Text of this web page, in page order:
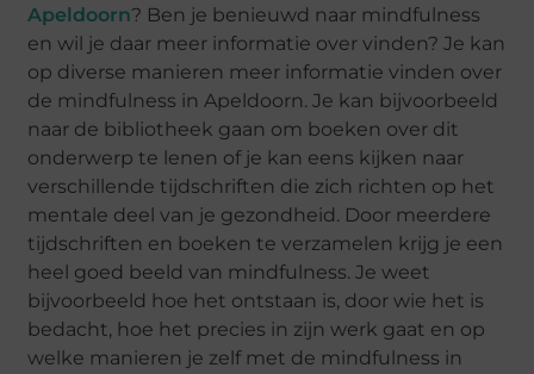
Apeldoorn? Ben je benieuwd naar mindfulness
en wil je daar meer informatie over vinden? Je kan
op diverse manieren meer informatie vinden over
de mindfulness in Apeldoorn. Je kan bijvoorbeeld
naar de bibliotheek gaan om boeken over dit
onderwerp te lenen of je kan eens kijken naar
verschillende tijdschriften die zich richten op het
mentale deel van je gezondheid. Door meerdere
tijdschriften en boeken te verzamelen krijg je een
heel goed beeld van mindfulness. Je weet
bijvoorbeeld hoe het ontstaan is, door wie het is
bedacht, hoe het precies in zijn werk gaat en op
welke manieren je zelf met de mindfulness in